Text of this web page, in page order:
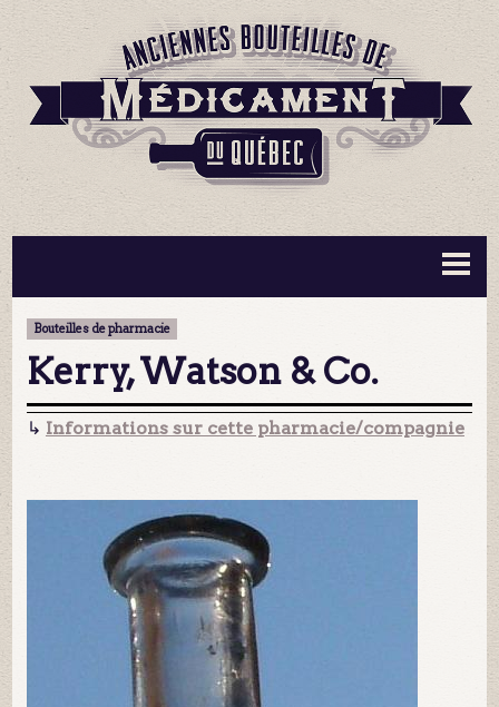
BOUTEILLES ▼
MA COLLECTION
CONTACT
Bouteilles de pharmacie
Kerry, Watson & Co.
↳ Informations sur cette pharmacie/compagnie